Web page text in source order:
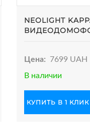
NEOLIGHT
Цена:
7699 UAH
В наличии
КУПИТЬ В 1 КЛИК